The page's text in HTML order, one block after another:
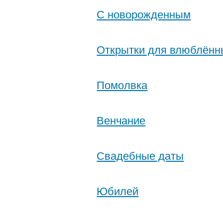
С новорожденным
Открытки для
Помолвка
Венчание
Свадебные даты
Юбилей